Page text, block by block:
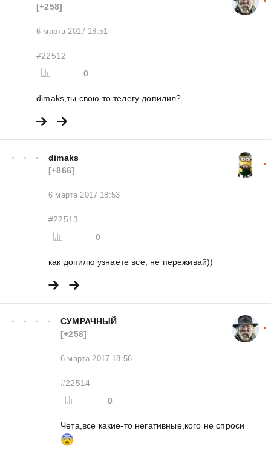
[+258]
6 марта 2017 18:51
#22512
0
dimaks,ты свою то телегу допилил?
dimaks
[+866]
6 марта 2017 18:53
#22513
0
как допилю узнаете все, не переживай))
СУМРАЧНЫЙ
[+258]
6 марта 2017 18:56
#22514
0
Чета,все какие-то негативные,кого не спроси